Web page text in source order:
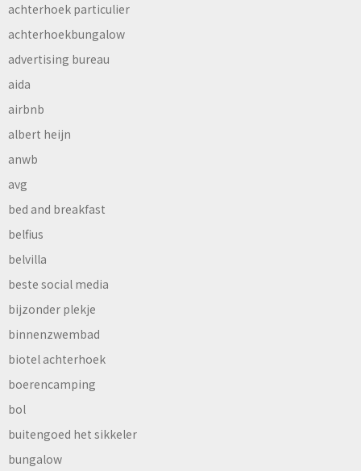
achterhoek particulier
achterhoekbungalow
advertising bureau
aida
airbnb
albert heijn
anwb
avg
bed and breakfast
belfius
belvilla
beste social media
bijzonder plekje
binnenzwembad
biotel achterhoek
boerencamping
bol
buitengoed het sikkeler
bungalow